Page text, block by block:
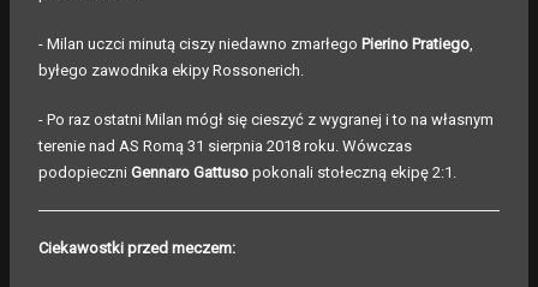
- Milan uczci minutą ciszy niedawno zmarłego Pierino Pratiego
byłego zawodnika ekipy Rossonerich.
- Po raz ostatni Milan mógł się cieszyć z wygranej i to na własnym
terenie nad AS Romą 31 sierpnia 2018 roku. Wówczas
podopieczni Gennaro Gattuso pokonali stołeczną ekipę 2:1.
Ciekawostki przed meczem: